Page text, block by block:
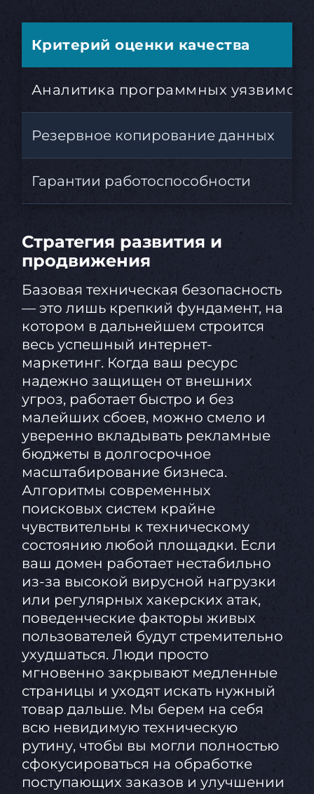
Критерий оценки качества
Аналитика программных
Резервное копирование данных
Гарантии работоспособности
Стратегия развития и
продвижения
Базовая техническая безопасность
— это лишь крепкий фундамент, на
котором в дальнейшем строится
весь успешный интернет-
маркетинг. Когда ваш ресурс
надежно защищен от внешних
угроз, работает быстро и без
малейших сбоев, можно смело и
уверенно вкладывать рекламные
бюджеты в долгосрочное
масштабирование бизнеса.
Алгоритмы современных
поисковых систем крайне
чувствительны к техническому
состоянию любой площадки. Если
ваш домен работает нестабильно
из-за высокой вирусной нагрузки
или регулярных хакерских атак,
поведенческие факторы живых
пользователей будут стремительно
ухудшаться. Люди просто
мгновенно закрывают медленные
страницы и уходят искать нужный
товар дальше. Мы берем на себя
всю невидимую техническую
рутину, чтобы вы могли полностью
сфокусироваться на обработке
поступающих заказов и улучшении